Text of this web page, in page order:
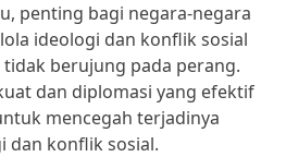
penting bagi negara-negara
ideologi dan konflik sosial
berujung pada perang.
dan diplomasi yang efektif
mencegah terjadinya
dan konflik sosial.